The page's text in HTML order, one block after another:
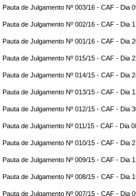
Pauta de Julgamento Nº 003/16 - CAF - Dia
Pauta de Julgamento Nº 002/16 - CAF - Dia
Pauta de Julgamento Nº 001/16 - CAF - Dia
Pauta de Julgamento Nº 015/15 - CAF - Dia
Pauta de Julgamento Nº 014/15 - CAF - Dia
Pauta de Julgamento Nº 013/15 - CAF - Dia
Pauta de Julgamento Nº 012/15 - CAF - Dia
Pauta de Julgamento Nº 011/15 - CAF - Dia
Pauta de Julgamento Nº 010/15 - CAF - Dia
Pauta de Julgamento Nº 009/15 - CAF - Dia
Pauta de Julgamento Nº 008/15 - CAF - Dia
Pauta de Julgamento Nº 007/15 - CAF - Dia